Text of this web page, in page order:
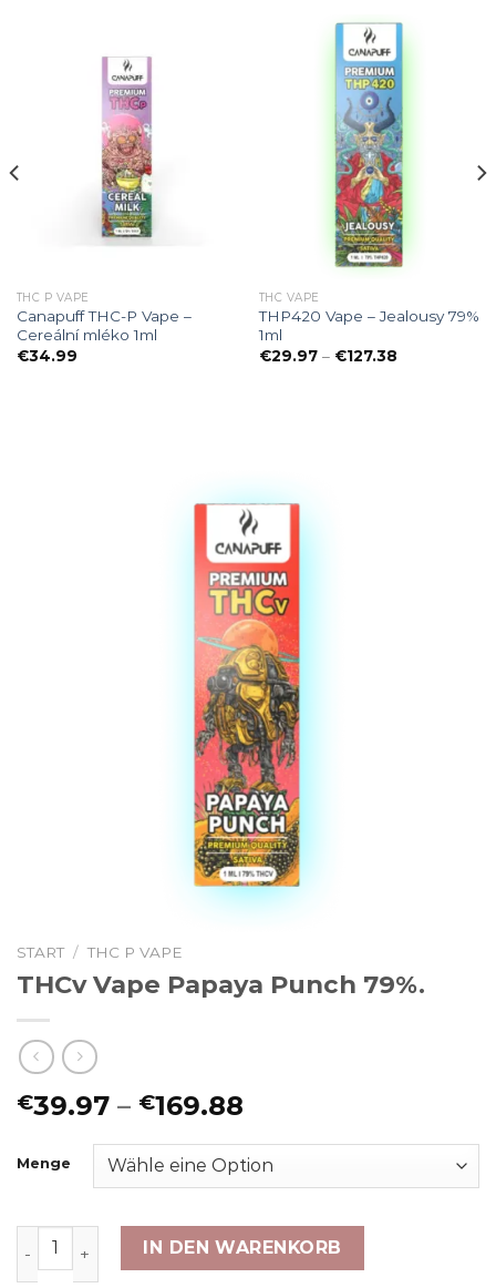
THC P VAPE
Canapuff THC-P Vape –
Cereální mléko 1ml
€34.99
THC VAPE
THP420 Vape – Jealousy 79%
1ml
€29.97 – €127.38Preisspanne:
START / THC P VAPE
THCv Vape Papaya Punch 79%.
€39.97 – €169.88
bis
€169.88
Menge
THCv Vape Papaya Punch 79%. Menge
IN DEN WARENKORB